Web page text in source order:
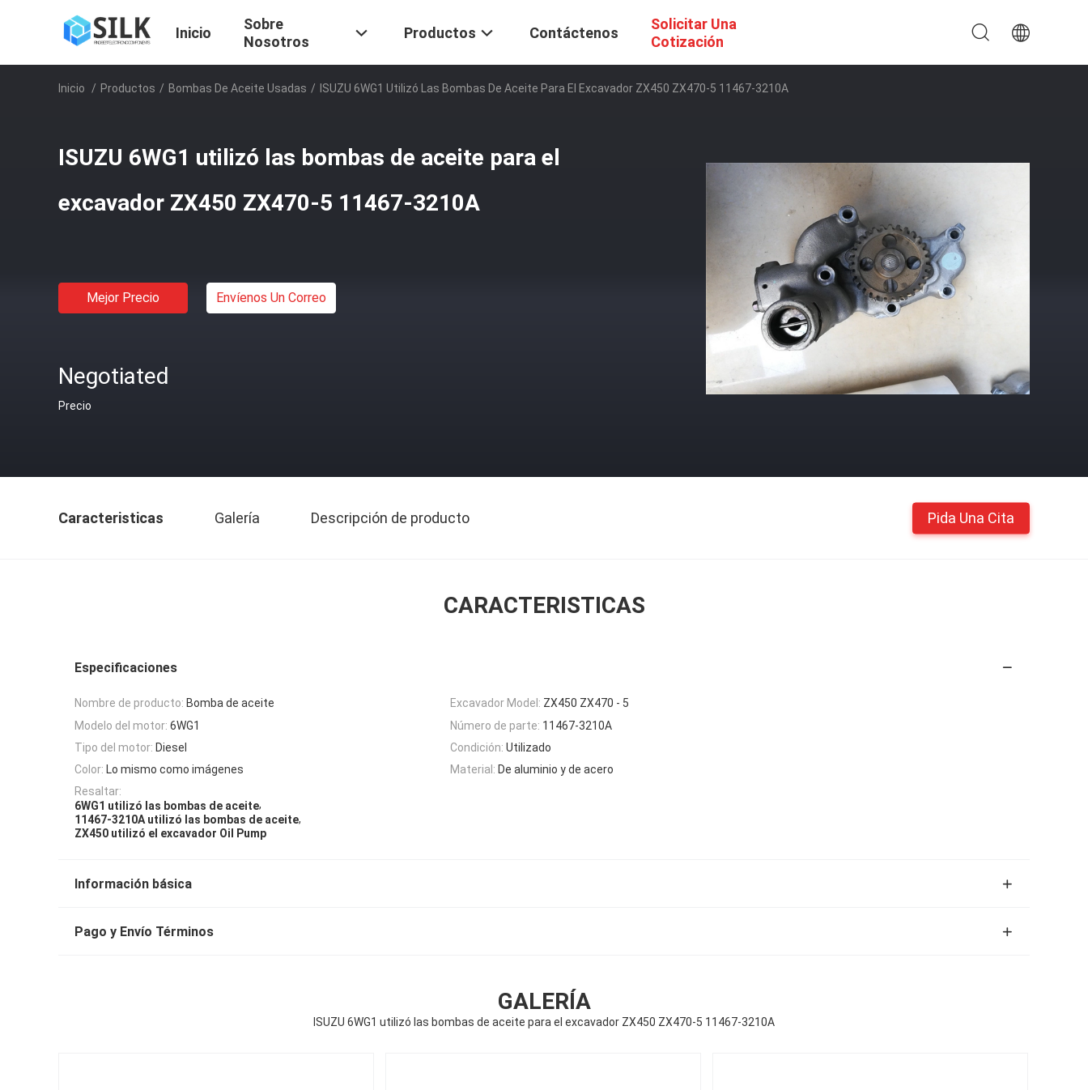
Inicio
Sobre
Nosotros
Productos Contáctenos
Solicitar Una
Cotización
Inicio / Productos / Bombas De Aceite Usadas / ISUZU 6WG1 Utilizó Las Bombas De Aceite Para El Excavador ZX450 ZX470-5 11467-3210A
ISUZU 6WG1 utilizó las bombas de aceite para el
excavador ZX450 ZX470-5 11467-3210A
Mejor Precio Envíenos Un Correo
Negotiated
Precio
Caracteristicas Galería Descripción de producto Pida Una Cita
CARACTERISTICAS
Especificaciones
Nombre de producto: Bomba de aceite Excavador Model: ZX450 ZX470 - 5
Modelo del motor: 6WG1 Número de parte: 11467-3210A
Tipo del motor: Diesel Condición: Utilizado
Color: Lo mismo como imágenes Material: De aluminio y de acero
Resaltar:
6WG1 utilizó las bombas de aceite,
11467-3210A utilizó las bombas de aceite,
ZX450 utilizó el excavador Oil Pump
Información básica
Pago y Envío Términos
GALERÍA
ISUZU 6WG1 utilizó las bombas de aceite para el excavador ZX450 ZX470-5 11467-3210A